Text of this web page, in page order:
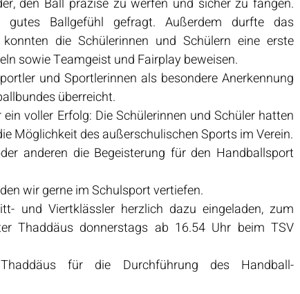
den Ball präzise zu werfen und sicher zu fangen.
Ballgefühl gefragt. Außerdem durfte das
die Schülerinnen und Schülern eine erste
sowie Teamgeist und Fairplay beweisen.
und Sportlerinnen als besondere Anerkennung
überreicht.
voller Erfolg: Die Schülerinnen und Schüler hatten
Möglichkeit des außerschulischen Sports im Verein.
anderen die Begeisterung für den Handballsport
wir gerne im Schulsport vertiefen.
und Viertklässler herzlich dazu eingeladen, zum
Thaddäus donnerstags ab 16.54 Uhr beim TSV
für die Durchführung des Handball-